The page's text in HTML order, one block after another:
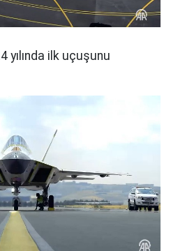
yılında ilk uçuşunu